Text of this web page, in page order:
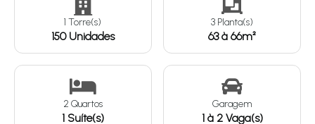
1 Torre(s)
150 Unidades
3 Planta(s)
63 à 66m²
2 Quartos
1 Suíte(s)
Garagem
1 à 2 Vaga(s)